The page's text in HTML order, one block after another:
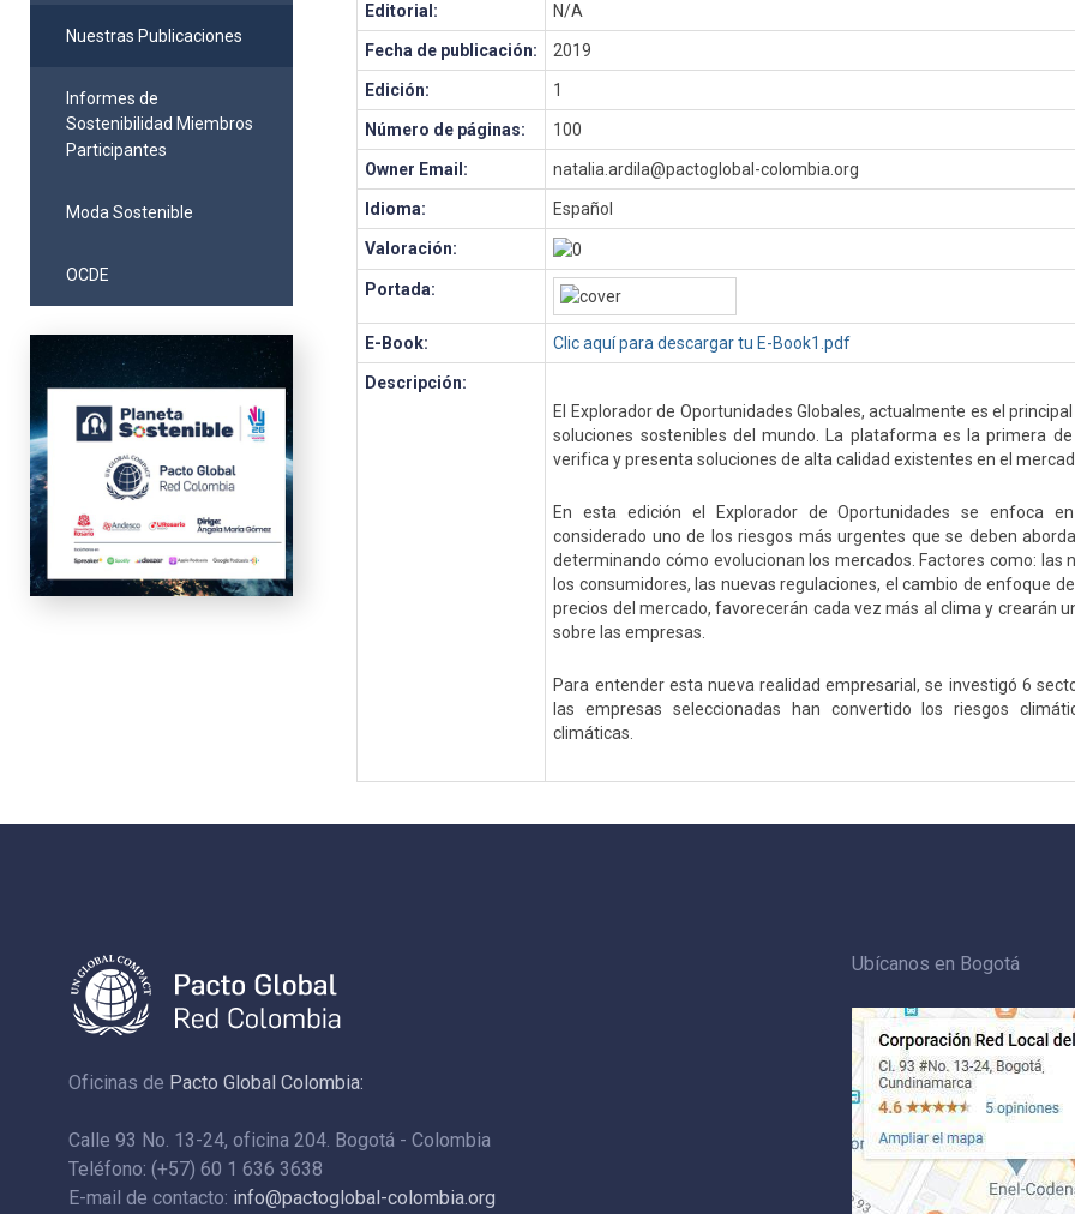
Nuestras Publicaciones
Informes de
Sostenibilidad Miembros
Participantes
Moda Sostenible
OCDE
Editorial: N/A
Fecha de publicación: 2019
Edición: 1
Número de páginas: 100
Owner Email: natalia.ardila@pactoglobal-colombia.org
Idioma: Español
Valoración:
Portada:
E-Book: Clic aquí para descargar tu E-Book1.pdf
Descripción:
El Explorador de Oportunidades Globales, actualmente es el
soluciones sostenibles del mundo. La plataforma es la primera
verifica y presenta soluciones de alta calidad existentes en el
En esta edición el Explorador de Oportunidades se enfoca
considerado uno de los riesgos más urgentes que se deben
determinando cómo evolucionan los mercados. Factores como: las
los consumidores, las nuevas regulaciones, el cambio de enfoque
precios del mercado, favorecerán cada vez más al clima y crearán
sobre las empresas.
Para entender esta nueva realidad empresarial, se investigó 6
las empresas seleccionadas han convertido los riesgos
climáticas.
Oficinas de Pacto Global Colombia:
Calle 93 No. 13-24, oficina 204. Bogotá - Colombia
Teléfono: (+57) 60 1 636 3638
E-mail de contacto: info@pactoglobal-colombia.org
Ubícanos en Bogotá